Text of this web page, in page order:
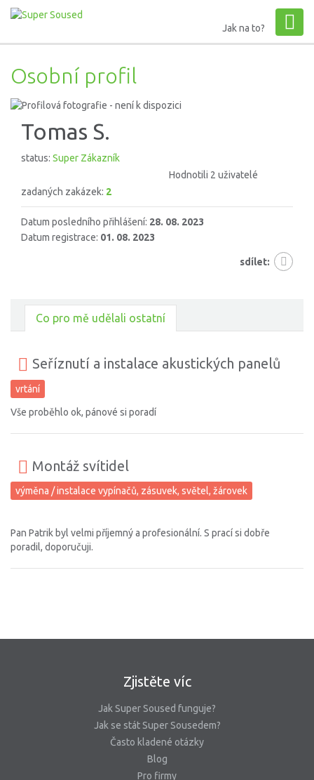
Jak na to?
Osobní profil
Tomas S.
status: Super Zákazník
Hodnotili 2 uživatelé
zadaných zakázek: 2
Datum posledního přihlášení: 28. 08. 2023
Datum registrace: 01. 08. 2023
sdílet:
Co pro mě udělali ostatní
Seříznutí a instalace akustických panelů
vrtání
Vše proběhlo ok, pánové si poradí
Montáž svítidel
výměna / instalace vypínačů, zásuvek, světel, žárovek
Pan Patrik byl velmi příjemný a profesionální. S prací si dobře
poradil, doporučuji.
Zjistěte víc
Jak Super Soused funguje?
Jak se stát Super Sousedem?
Často kladené otázky
Blog
Pro firmy